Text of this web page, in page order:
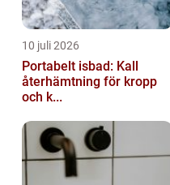
10 juli 2026
Portabelt isbad: Kall
återhämtning för kropp
och k...